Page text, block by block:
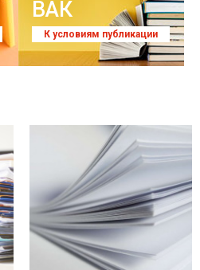
ВАК
К условиям публикации